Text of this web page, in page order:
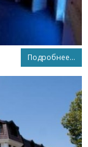
Подробнее...